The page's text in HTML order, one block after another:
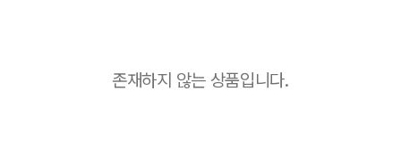
존재하지 않는 상품입니다.